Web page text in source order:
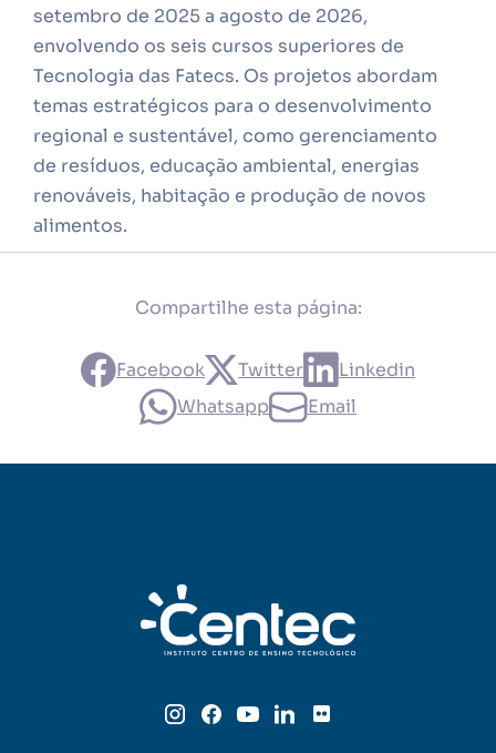
setembro de 2025 a agosto de 2026,
envolvendo os seis cursos superiores de
Tecnologia das Fatecs. Os projetos abordam
temas estratégicos para o desenvolvimento
regional e sustentável, como gerenciamento
de resíduos, educação ambiental, energias
renováveis, habitação e produção de novos
alimentos.
Compartilhe esta página:
Facebook Twitter
Linkedin
Whatsapp
Email